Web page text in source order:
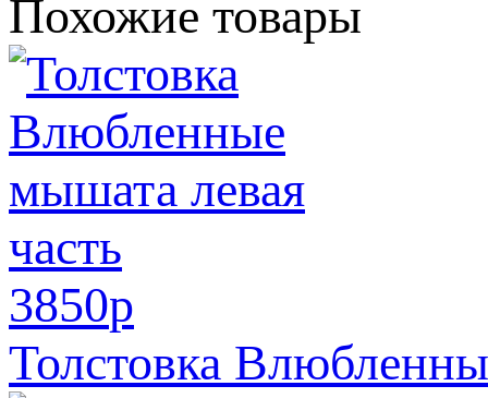
Похожие товары
3850p
Толстовка